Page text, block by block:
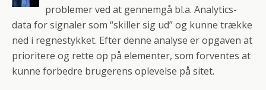
problemer ved at gennemgå bl.a. Analytics-
data for signaler som “skiller sig ud” og kunne trække
ned i regnestykket. Efter denne analyse er opgaven at
prioritere og rette op på elementer, som forventes at
kunne forbedre brugerens oplevelse på sitet.